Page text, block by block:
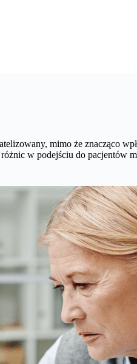
mimo że znacząco
w podejściu do pacjentów